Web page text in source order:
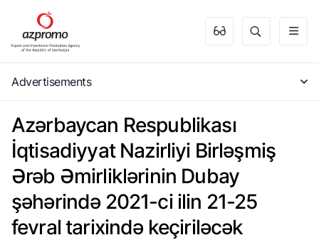
Advertisements
Azərbaycan Respublikası
İqtisadiyyat Nazirliyi Birləşmiş
Ərəb Əmirliklərinin Dubay
şəhərində 2021-ci ilin 21-25
fevral tarixində keçiriləcək